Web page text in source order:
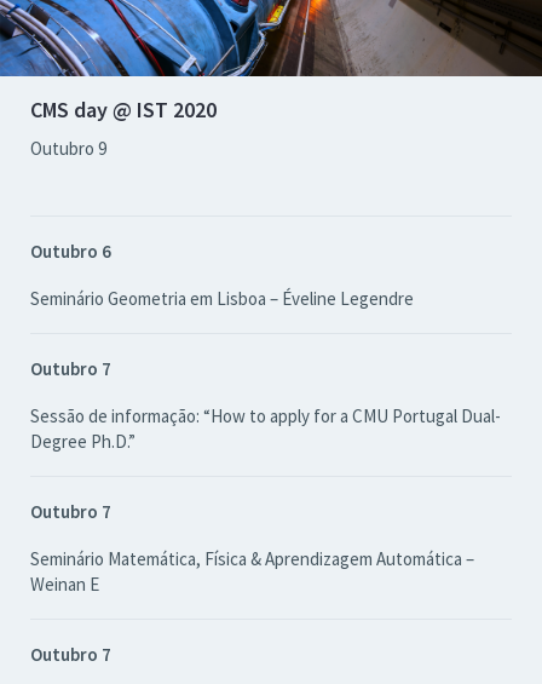
CMS day @ IST 2020
Outubro 9
Outubro 6
Seminário Geometria em Lisboa – Éveline Legendre
Outubro 7
Sessão de informação: “How to apply for a CMU Portugal Dual-
Degree Ph.D.”
Outubro 7
Seminário Matemática, Física & Aprendizagem Automática –
Weinan E
Outubro 7